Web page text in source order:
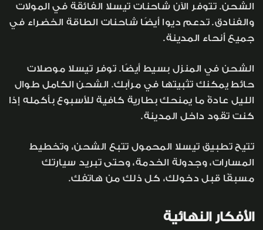
الشحن. تتوفر الآن شاحنات تيسلا الفائقة في المولات
والفنادق. تدعم ديوا أيضًا شاحنات الطاقة الخضراء في
جميع أنحاء المدينة.
الشحن في المنزل بسيط أيضًا. توفر تيسلا موصلات
حائط يمكنك تثبيتها في مرآبك. الشحن الكامل طوال
الليل عادةً ما يمنحك بطارية كافية للأسبوع بأكمله إذا
كنت تقود داخل المدينة.
تتيح تطبيق تيسلا المحمول تتبع الشحن، وتخطيط
المسارات، وجدولة الخدمة، وحتى تبريد سيارتك
مسبقًا قبل دخولك، كل ذلك من هاتفك.
الأفكار النهائية